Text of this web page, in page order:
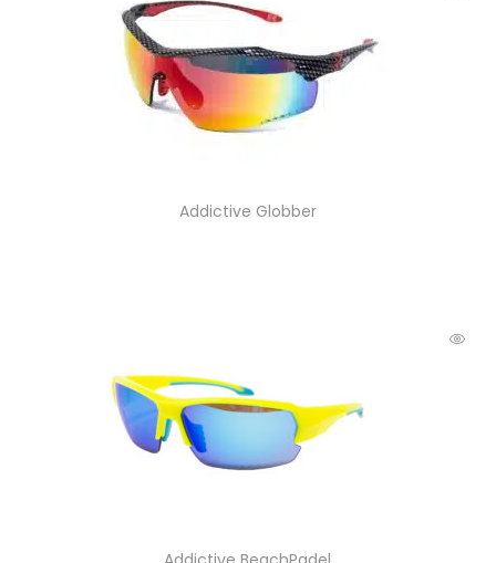
Addictive Globber